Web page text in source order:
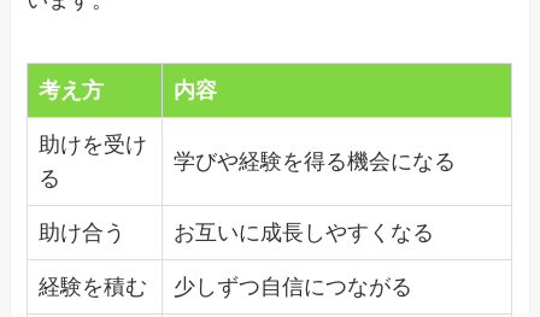
考え方 内容
助けを受け
る
学びや経験を得る機会になる
助け合う お互いに成長しやすくなる
経験を積む 少しずつ自信につながる